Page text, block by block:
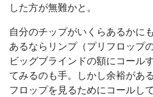
した方が無難かと。
自分のチップがいくらあるかに
あるならリンプ（プリフロップ
ビッグブラインドの額にコール
てみるのも手。しかし余裕があ
フロップを見るためにコールし